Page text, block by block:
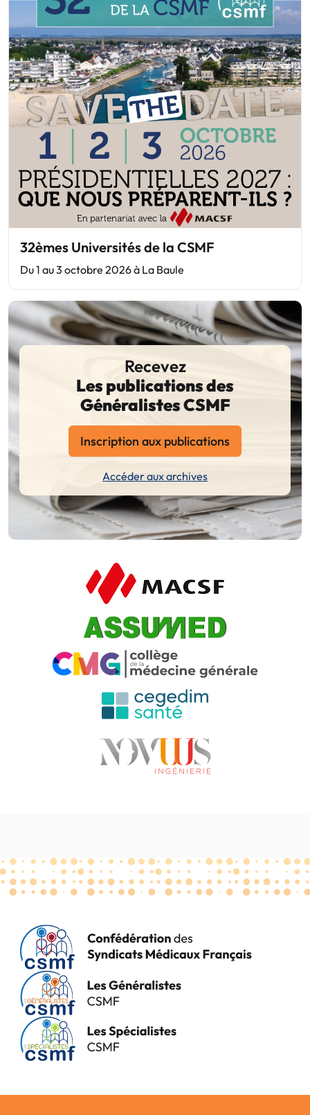
32èmes Universités de la CSMF
Du 1 au 3 octobre 2026 à La Baule
Recevez
Les publications des
Généralistes CSMF
Inscription aux publications
Accéder aux archives